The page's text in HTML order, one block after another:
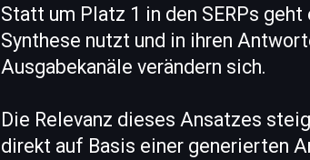
Statt um Platz 1 in den SERPs geht
Synthese nutzt und in ihren
Ausgabekanäle verändern sich.
Die Relevanz dieses Ansatzes
direkt auf Basis einer generierten